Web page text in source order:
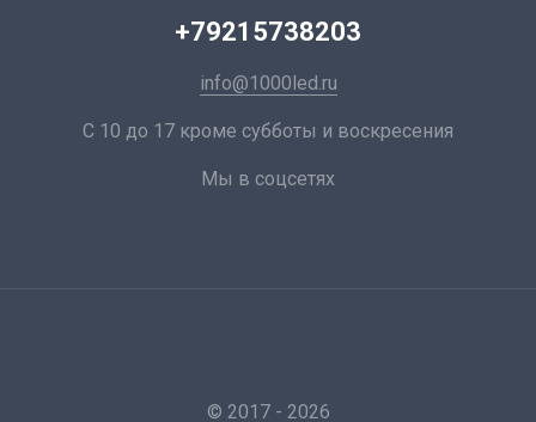
+79215738203
info@1000led.ru
С 10 до 17 кроме субботы и воскресения
Мы в соцсетях
© 2017 - 2026